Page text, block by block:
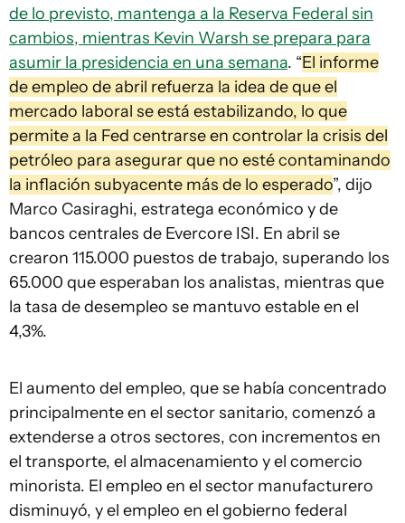
de lo previsto, mantenga a la Reserva Federal sin
cambios, mientras Kevin Warsh se prepara para
asumir la presidencia en una semana. “El informe
de empleo de abril refuerza la idea de que el
mercado laboral se está estabilizando, lo que
permite a la Fed centrarse en controlar la crisis del
petróleo para asegurar que no esté contaminando
la inflación subyacente más de lo esperado”, dijo
Marco Casiraghi, estratega económico y de
bancos centrales de Evercore ISI. En abril se
crearon 115.000 puestos de trabajo, superando los
65.000 que esperaban los analistas, mientras que
la tasa de desempleo se mantuvo estable en el
4,3%.
El aumento del empleo, que se había concentrado
principalmente en el sector sanitario, comenzó a
extenderse a otros sectores, con incrementos en
el transporte, el almacenamiento y el comercio
minorista. El empleo en el sector manufacturero
disminuyó, y el empleo en el gobierno federal